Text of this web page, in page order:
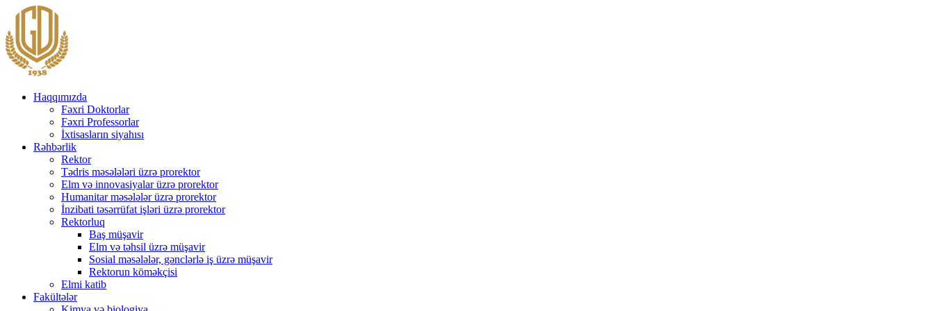
Haqqımızda
Fəxri Doktorlar
Fəxri Professorlar
İxtisasların siyahısı
Rəhbərlik
Rektor
Tədris məsələləri üzrə prorektor
Elm və innovasiyalar üzrə prorektor
Humanitar məsələlər üzrə prorektor
İnzibati təsərrüfat işləri üzrə prorektor
Rektorluq
Baş müşavir
Elm və təhsil üzrə müşavir
Sosial məsələlər, gənclərlə iş üzrə müşavir
Rektorun köməkçisi
Elmi katib
Fakültələr